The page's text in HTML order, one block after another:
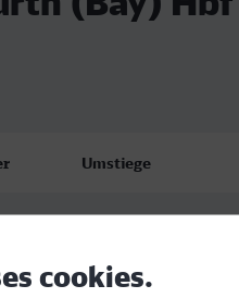
Umstiege